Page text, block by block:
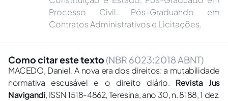
Processo Civil. Pós-Graduando em
Contratos Administrativos e Licitações.
Como citar este texto (NBR 6023:2018 ABNT)
MACEDO, Daniel. A nova era dos direitos: a mutabilidade
normativa escusável e o direito diário. Revista Jus
Navigandi, ISSN 1518-4862, Teresina, ano 30, n. 8188, 1 dez.